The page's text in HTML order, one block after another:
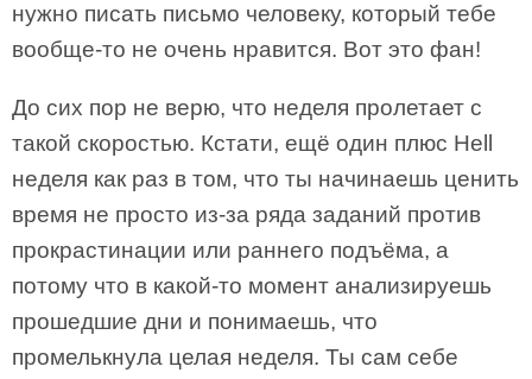
нужно писать письмо человеку, который тебе
вообще-то не очень нравится. Вот это фан!
До сих пор не верю, что неделя пролетает с
такой скоростью. Кстати, ещё один плюс Hell
неделя как раз в том, что ты начинаешь ценить
время не просто из-за ряда заданий против
прокрастинации или раннего подъёма, а
потому что в какой-то момент анализируешь
прошедшие дни и понимаешь, что
промелькнула целая неделя. Ты сам себе